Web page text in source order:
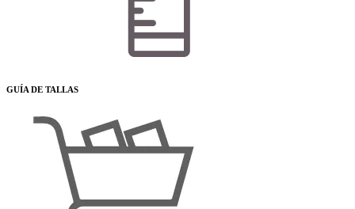
GUÍA DE TALLAS